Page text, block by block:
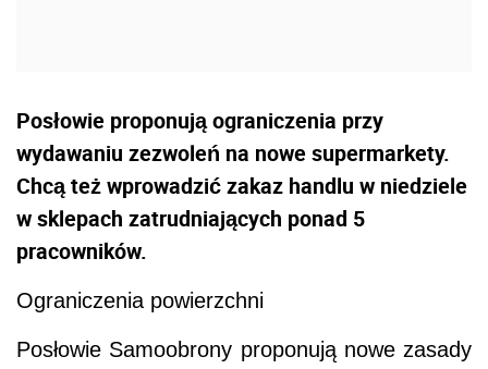
Posłowie proponują ograniczenia przy
wydawaniu zezwoleń na nowe supermarkety.
Chcą też wprowadzić zakaz handlu w niedziele
w sklepach zatrudniających ponad 5
pracowników.
Ograniczenia powierzchni
Posłowie Samoobrony proponują nowe zasady